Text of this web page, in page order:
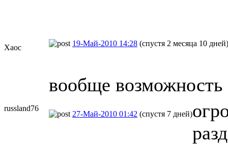
Хаос 19-Май-2010 14:28 (спустя 2 месяца 10 дней)
вообще
russland76
27-Май-2010 01:42 (спустя 7 дней)